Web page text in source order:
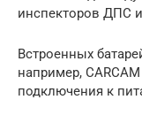
инспекторов ДПС
Встроенных
например,
подключения к